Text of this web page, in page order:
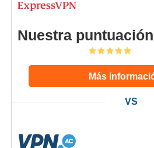
Nuestra puntuación
Más